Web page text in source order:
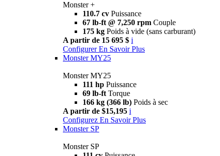
Monster +
110.7 cv Puissance
67 lb-ft @ 7,250 rpm Couple
175 kg Poids à vide (sans carburant)
A partir de 15 695 $ i
Configurer En Savoir Plus
Monster MY25
Monster MY25
111 hp Puissance
69 lb-ft Torque
166 kg (366 lb) Poids à sec
A partir de $15,195 i
Configurez En Savoir Plus
Monster SP
Monster SP